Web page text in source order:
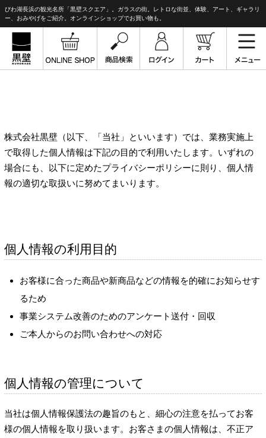
びわ湖長浜の観光名所「黒壁スクエア」。ガラスの街。レトロな街並、体験、アート、ギャラリ
ー、おみやげをご紹介。オンラインショップでお買い物も。
株式会社黒壁（以下、「当社」といいます）では、業務実施上
で取得した個人情報は下記の目的で利用いたします。いずれの
場合にも、以下に定めたプライバシーポリシーに則り、個人情
報の適切な取扱いに努めてまいります。
個人情報の利用目的
お客様に合った商品や新商品などの情報を的確にお知らせす
るため
事業システム改善のためのアンケート送付・回収
ご本人からのお問い合わせへの対応
個人情報の管理について
当社は個人情報保護法の趣旨のもと、細心の注意を払ってお客
様の個人情報を取り扱います。お客さまの個人情報は、不正ア